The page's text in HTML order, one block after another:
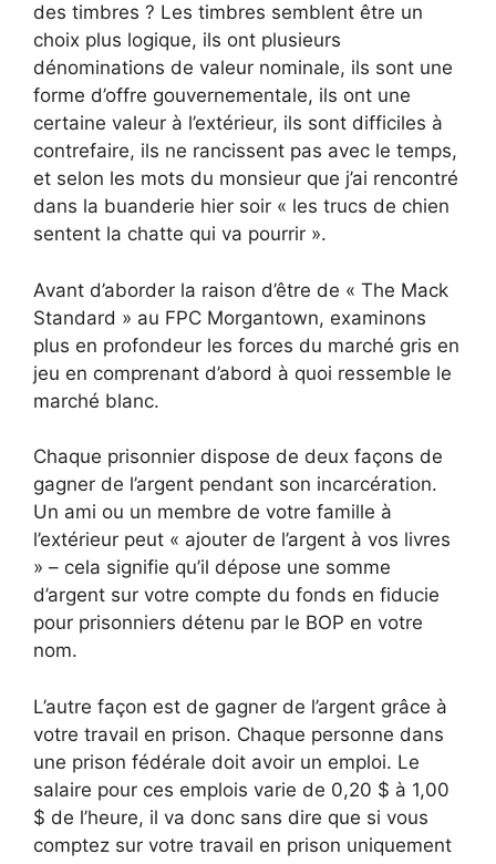
des timbres ? Les timbres semblent être un
choix plus logique, ils ont plusieurs
dénominations de valeur nominale, ils sont une
forme d’offre gouvernementale, ils ont une
certaine valeur à l’extérieur, ils sont difficiles à
contrefaire, ils ne rancissent pas avec le temps,
et selon les mots du monsieur que j’ai rencontré
dans la buanderie hier soir « les trucs de chien
sentent la chatte qui va pourrir ».
Avant d’aborder la raison d’être de « The Mack
Standard » au FPC Morgantown, examinons
plus en profondeur les forces du marché gris en
jeu en comprenant d’abord à quoi ressemble le
marché blanc.
Chaque prisonnier dispose de deux façons de
gagner de l’argent pendant son incarcération.
Un ami ou un membre de votre famille à
l’extérieur peut « ajouter de l’argent à vos livres
» – cela signifie qu’il dépose une somme
d’argent sur votre compte du fonds en fiducie
pour prisonniers détenu par le BOP en votre
nom.
L’autre façon est de gagner de l’argent grâce à
votre travail en prison. Chaque personne dans
une prison fédérale doit avoir un emploi. Le
salaire pour ces emplois varie de 0,20 $ à 1,00
$ de l’heure, il va donc sans dire que si vous
comptez sur votre travail en prison uniquement